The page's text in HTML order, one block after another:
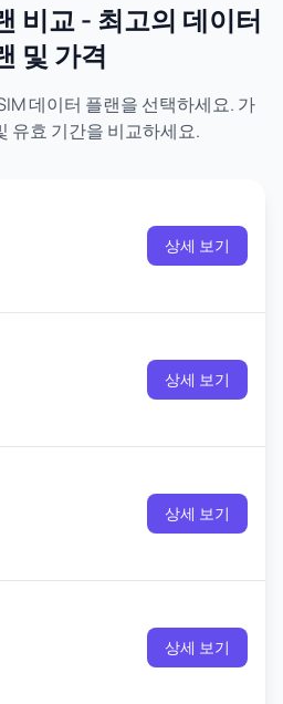
비교 - 최고의 데이터
및 가격
데이터 플랜을 선택하세요. 가
유효 기간을 비교하세요.
상세 보기
상세 보기
상세 보기
상세 보기